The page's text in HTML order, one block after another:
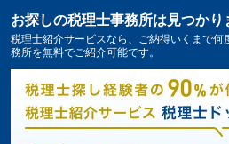
名古屋市瑞穂区で確定申告対
事務所の一覧8件掲載中
お探しの税理士事務所は見つかり
税理士紹介サービスなら、ご納得いくまで何
務所を無料でご紹介可能です。